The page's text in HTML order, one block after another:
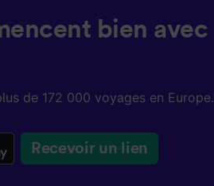
bien avec
de 172 000 voyages en Europe.
Recevoir un lien